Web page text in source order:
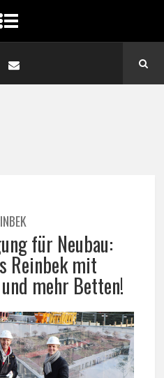
für Neubau:
Reinbek mit
mehr Betten!